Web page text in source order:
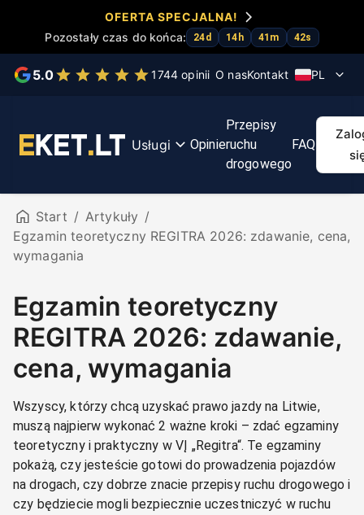
OFERTA SPECJALNA!
Pozostały czas do końca:
24d 14 h 41 m 42s
5.0 1744 opinii O nasKontakt PL
Usługi Opinie
Przepisy
ruchu
drogowego
FAQ
Wybierz usługę
KET
KET
pierwszej
pomocy
Start / Artykuły /
Egzamin teoretyczny REGITRA 2026: zdawanie, cena,
wymagania
Egzamin teoretyczny
REGITRA 2026: zdawanie,
cena, wymagania
Wszyscy, którzy chcą uzyskać prawo jazdy na Litwie,
muszą najpierw wykonać 2 ważne kroki – zdać egzaminy
teoretyczny i praktyczny w VĮ „Regitra“. Te egzaminy
pokażą, czy jesteście gotowi do prowadzenia pojazdów
na drogach, czy dobrze znacie przepisy ruchu drogowego i
czy będziecie mogli bezpiecznie uczestniczyć w ruchu